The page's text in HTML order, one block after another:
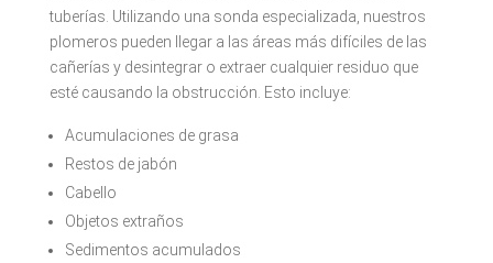
tuberías. Utilizando una sonda especializada, nuestros
plomeros pueden llegar a las áreas más difíciles de las
cañerías y desintegrar o extraer cualquier residuo que
esté causando la obstrucción. Esto incluye:
Acumulaciones de grasa
Restos de jabón
Cabello
Objetos extraños
Sedimentos acumulados